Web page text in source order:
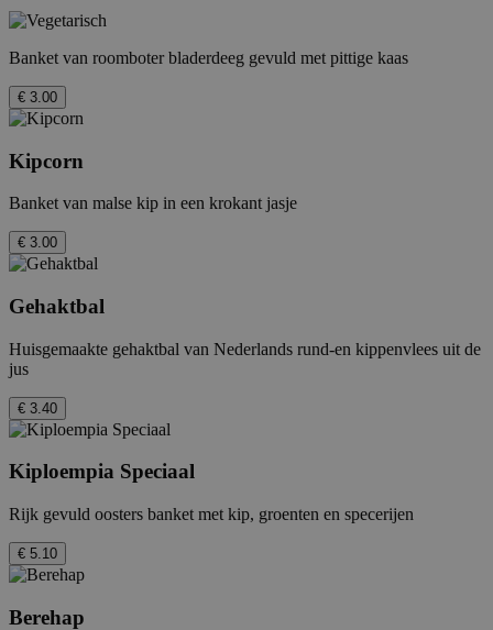
Banket van roomboter bladerdeeg gevuld met pittige kaas
€ 3.00
Kipcorn
Banket van malse kip in een krokant jasje
€ 3.00
Gehaktbal
Huisgemaakte gehaktbal van Nederlands rund-en kippenvlees uit de
jus
€ 3.40
Kiploempia Speciaal
Rijk gevuld oosters banket met kip, groenten en specerijen
€ 5.10
Berehap